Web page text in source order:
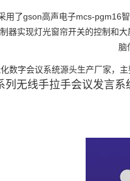
用了gson高声电子mcs-pgm16
器实现灯光窗帘开关的控制和
脑
数字会议系统源头生产厂家，
列无线手拉手会议发言